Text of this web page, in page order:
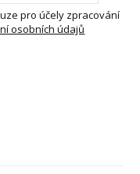
pro účely zpracování
osobních údajů